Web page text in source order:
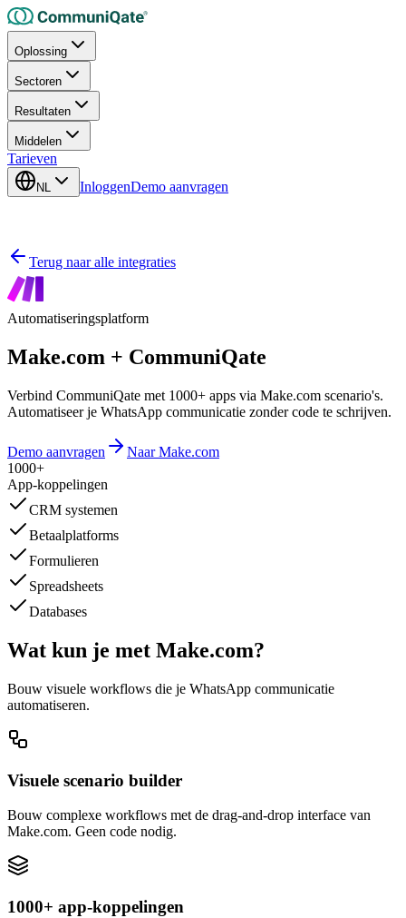
Oplossing
Sectoren
Resultaten
Middelen
Tarieven
NL InloggenDemo aanvragen
Terug naar alle integraties
Automatiseringsplatform
Make.com + CommuniQate
Verbind CommuniQate met 1000+ apps via Make.com scenario's.
Automatiseer je WhatsApp communicatie zonder code te schrijven.
Demo aanvragen
Naar Make.com
1000+
App-koppelingen
CRM systemen
Betaalplatforms
Formulieren
Spreadsheets
Databases
Wat kun je met Make.com?
Bouw visuele workflows die je WhatsApp communicatie
automatiseren.
Visuele scenario builder
Bouw complexe workflows met de drag-and-drop interface van
Make.com. Geen code nodig.
1000+ app-koppelingen